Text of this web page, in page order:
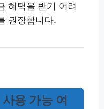
혜택을 받기 어려
권장합니다.
용 가능 여